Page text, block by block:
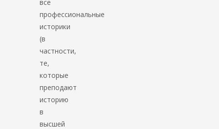
все
профессиональные
историки
(в
частности,
те,
которые
преподают
историю
в
высшей